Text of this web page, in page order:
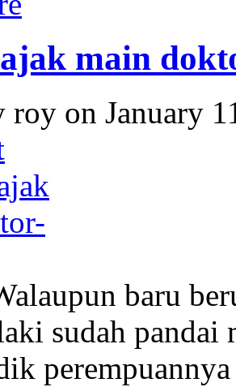
main
roy on January
baru
sudah pandai